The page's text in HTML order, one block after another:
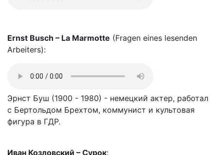
Ernst Busch – La Marmotte (Fragen eines lesenden
Arbeiters):
Эрнст Буш (1900 - 1980) - немецкий актер, работал
с Бертольдом Брехтом, коммунист и культовая
фигура в ГДР.
Иван Козловский – Сурок: